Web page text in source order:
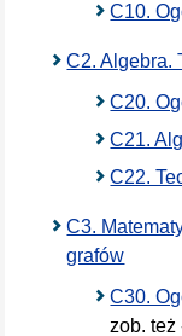
C10.
C2. Algebra.
C20.
C21.
C22.
C3.
grafów
C30.
zob. też